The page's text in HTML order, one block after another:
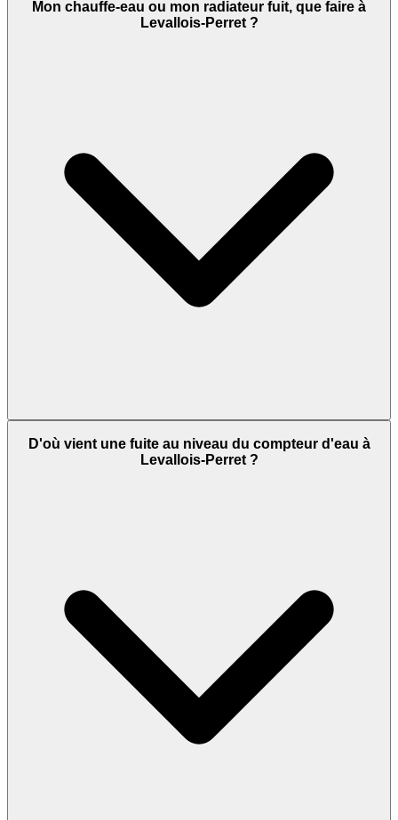
Mon chauffe-eau ou mon radiateur fuit, que faire à
Levallois-Perret ?
D'où vient une fuite au niveau du compteur d'eau à
Levallois-Perret ?